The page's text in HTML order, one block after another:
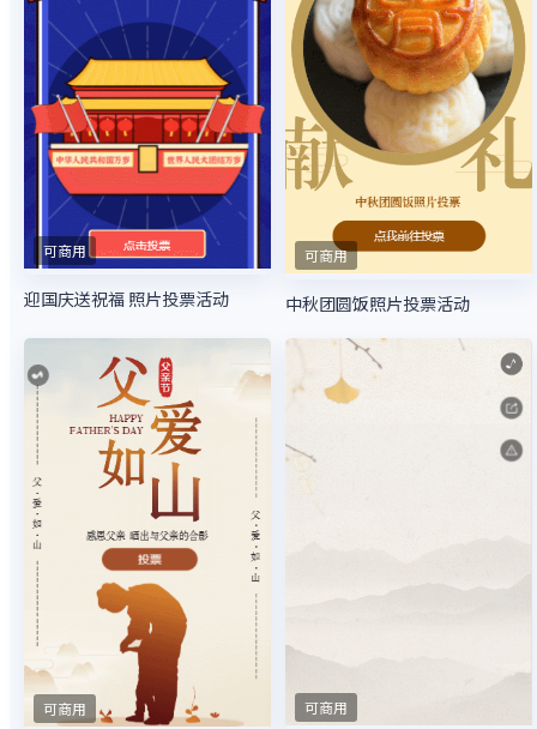
可商用
迎国庆送祝福 照片投票活动
可商用
中秋团圆饭照片投票活动
可商用 可商用